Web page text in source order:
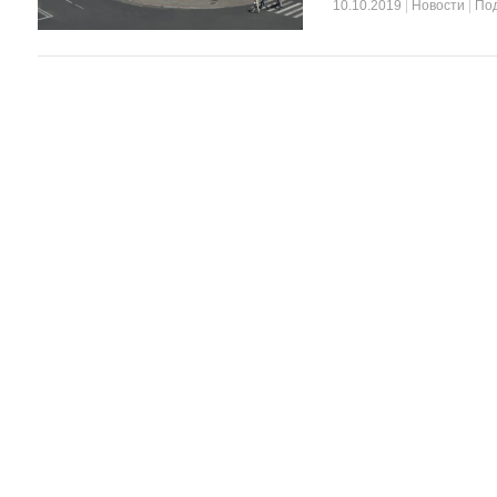
10.10.2019 Новости